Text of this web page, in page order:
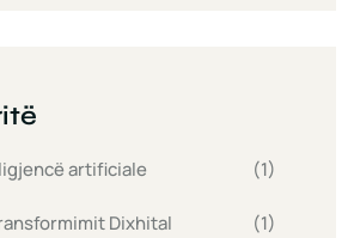
artificiale (1)
Dixhital (1)